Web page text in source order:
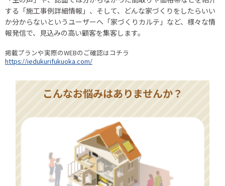
する「施工事例詳細情報」、そして、どんな家づくりをしたらいい
か分からないというユーザーへ「家づくりカルテ」など、様々な情
報発信で、見込みの高い顧客を集客します。
掲載プランや実際のWEBのご確認はコチラ
https://iedukurifukuoka.com/
こんなお悩みはありませんか？